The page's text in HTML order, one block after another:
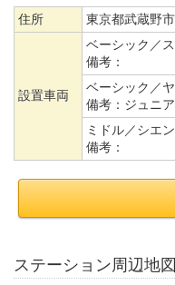
住所 東京都武蔵野
設置車両
ベーシック／
備考：
ベーシック／
備考： ジュニ
ミドル／シエ
備考：
ステーション周辺地図